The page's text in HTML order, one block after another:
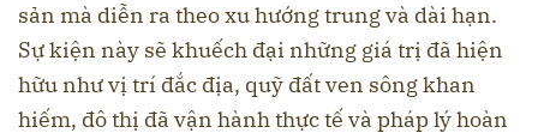
sản mà diễn ra theo xu hướng trung và dài hạn.
Sự kiện này sẽ khuếch đại những giá trị đã hiện
hữu như vị trí đắc địa, quỹ đất ven sông khan
hiếm, đô thị đã vận hành thực tế và pháp lý hoàn